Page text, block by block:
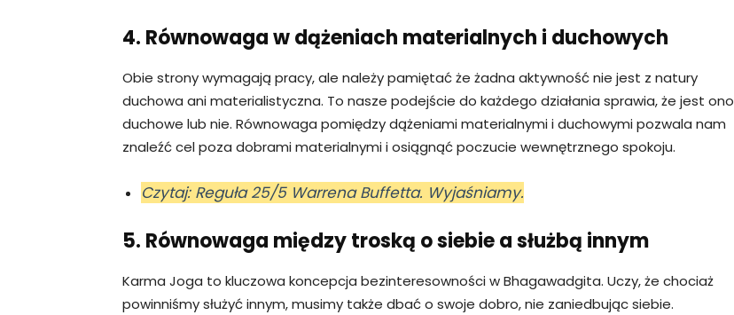
4. Równowaga w dążeniach materialnych i duchowych
Obie strony wymagają pracy, ale należy pamiętać że żadna aktywność nie jest z natury
duchowa ani materialistyczna. To nasze podejście do każdego działania sprawia, że jest ono
duchowe lub nie. Równowaga pomiędzy dążeniami materialnymi i duchowymi pozwala nam
znaleźć cel poza dobrami materialnymi i osiągnąć poczucie wewnętrznego spokoju.
Czytaj: Reguła 25/5 Warrena Buffetta. Wyjaśniamy.
5. Równowaga między troską o siebie a służbą innym
Karma Joga to kluczowa koncepcja bezinteresowności w Bhagawadgita. Uczy, że chociaż
powinniśmy służyć innym, musimy także dbać o swoje dobro, nie zaniedbując siebie.